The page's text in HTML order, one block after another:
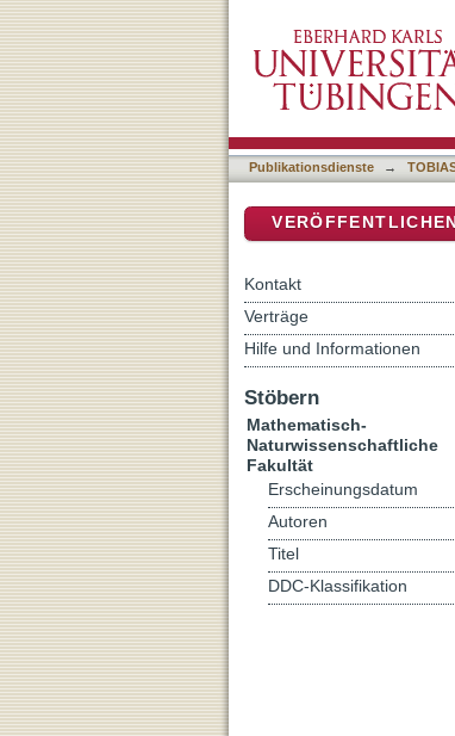
Methods
Publikationsdienste →
VERÖFFENTLICHEN
Kontakt
Verträge
Hilfe und Informationen
Stöbern
Mathematisch-
Naturwissenschaftliche
Fakultät
Erscheinungsdatum
Autoren
Titel
DDC-Klassifikation